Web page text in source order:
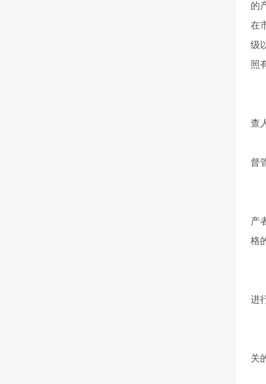
的
在
级
照
查
督
产
格
进
(
(
关
(